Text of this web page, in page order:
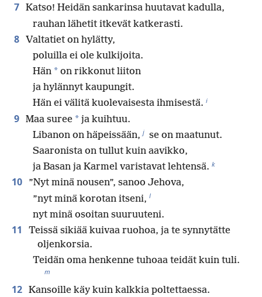
7 Katso! Heidän sankarinsa huutavat kadulla,
rauhan lähetit itkevät katkerasti.
8 Valtatiet on hylätty,
poluilla ei ole kulkijoita.
Hän * on rikkonut liiton
ja hylännyt kaupungit.
Hän ei välitä kuolevaisesta ihmisestä. i
9 Maa suree * ja kuihtuu.
Libanon on häpeissään, j se on maatunut.
Saaronista on tullut kuin aavikko,
ja Basan ja Karmel varistavat lehtensä. k
10
”Nyt minä nousen”, sanoo Jehova,
”nyt minä korotan itseni, l
nyt minä osoitan suuruuteni.
11
Teissä sikiää kuivaa ruohoa, ja te synnytätte
oljenkorsia.
Teidän oma henkenne tuhoaa teidät kuin tuli.
m
12 Kansoille käy kuin kalkkia poltettaessa.